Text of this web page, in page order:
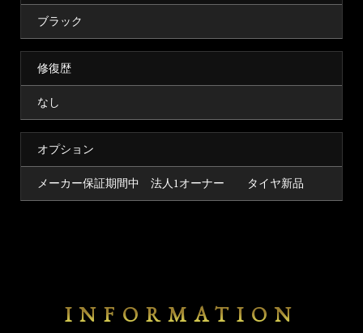
ブラック
修復歴
なし
オプション
メーカー保証期間中 法人1オーナー タイヤ新品
INFORMATION